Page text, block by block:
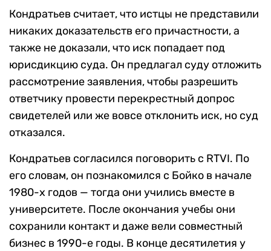
Кондратьев считает, что истцы не представили
никаких доказательств его причастности, а
также не доказали, что иск попадает под
юрисдикцию суда. Он предлагал суду отложить
рассмотрение заявления, чтобы разрешить
ответчику провести перекрестный допрос
свидетелей или же вовсе отклонить иск, но суд
отказался.
Кондратьев согласился поговорить с RTVI. По
его словам, он познакомился с Бойко в начале
1980-х годов — тогда они учились вместе в
университете. После окончания учебы они
сохранили контакт и даже вели совместный
бизнес в 1990-е годы. В конце десятилетия у